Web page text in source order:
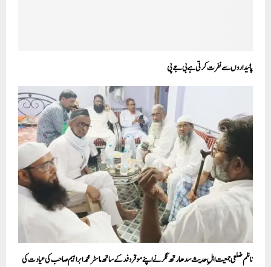
پاٹیداروں سے نفرت کرتی ہے بی جے پی
ناظم ضلعی جمعیت اہلِ حدیث سدھارتھ نگر نے اپنے موقر وفد کے ساتھ ماسٹر محمد ابراہیم صاحب کی عیادت کی